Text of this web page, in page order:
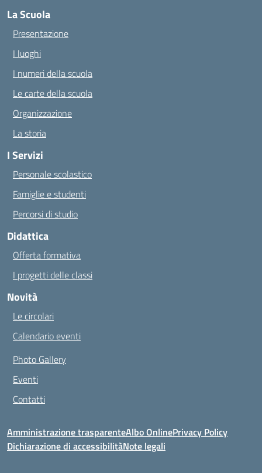
La Scuola
Presentazione
I luoghi
I numeri della scuola
Le carte della scuola
Organizzazione
La storia
I Servizi
Personale scolastico
Famiglie e studenti
Percorsi di studio
Didattica
Offerta formativa
I progetti delle classi
Novità
Le circolari
Calendario eventi
Photo Gallery
Eventi
Contatti
Amministrazione trasparenteAlbo OnlinePrivacy Policy
Dichiarazione di accessibilitàNote legali